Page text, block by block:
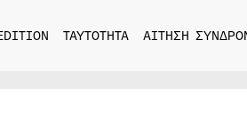
ΤΑΥΤΟΤΗΤΑ ΑΙΤΗΣΗ